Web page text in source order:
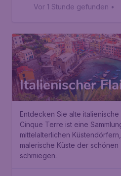
Vor 1 Stunde gefunden •
Italienischer
Entdecken Sie alte
Cinque Terre ist eine
mittelalterlichen
malerische Küste der schönen
schmiegen.